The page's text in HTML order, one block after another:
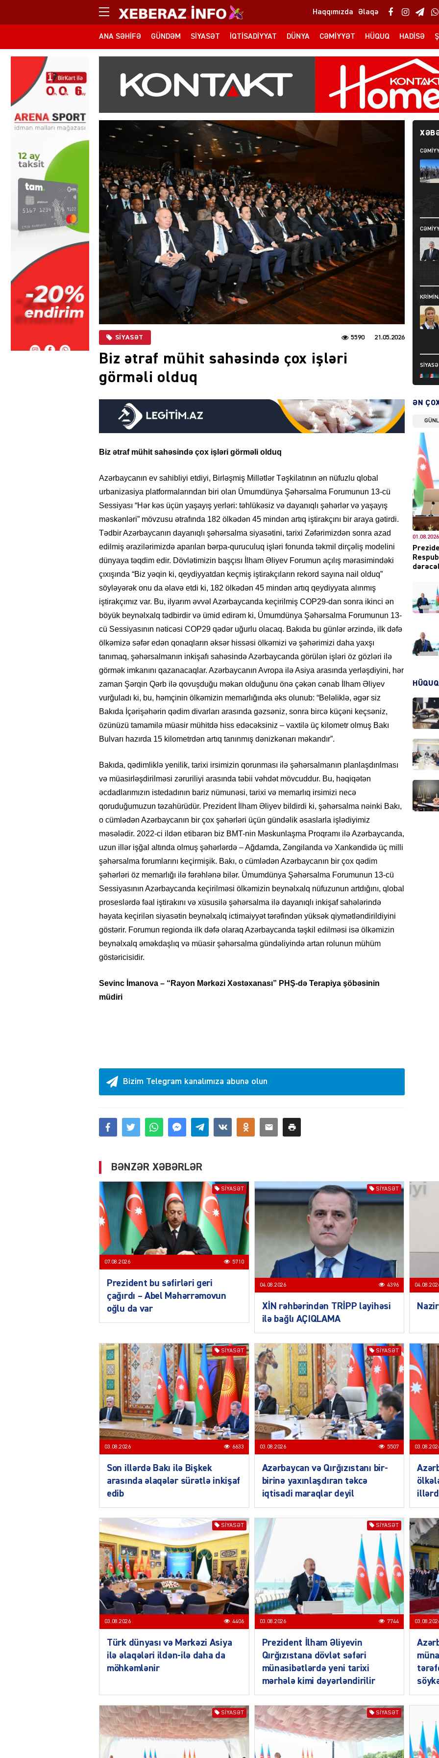
Haqqımızda Əlaqə
ANA SƏHIFƏ GÜNDƏM SIYASƏT İQTISADIYYAT DÜNYA CƏMIYYƏT HÜQUQ HADISƏ
SIYASƏT 21.05.2026
5590
Biz ətraf mühit sahəsində çox işləri
görməli olduq
Biz ətraf mühit sahəsində çox işləri görməli olduq
Azərbaycanın ev sahibliyi etdiyi, Birləşmiş Millətlər Təşkilatının ən nüfuzlu qlobal
urbanizasiya platformalarından biri olan Ümumdünya Şəhərsalma Forumunun 13-cü
Sessiyası “Hər kəs üçün yaşayış yerləri: təhlükəsiz və dayanıqlı şəhərlər və yaşayış
məskənləri” mövzusu ətrafında 182 ölkədən 45 mindən artıq iştirakçını bir araya gətirdi.
Tədbir Azərbaycanın dayanıqlı şəhərsalma siyasətini, tarixi Zəfərimizdən sonra azad
edilmiş ərazilərimizdə aparılan bərpa-quruculuq işləri fonunda təkmil dirçəliş modelini
dünyaya təqdim edir. Dövlətimizin başçısı İlham Əliyev Forumun açılış mərasimindəki
çıxışında “Biz yəqin ki, qeydiyyatdan keçmiş iştirakçıların rekord sayına nail olduq”
söyləyərək onu da əlavə etdi ki, 182 ölkədən 45 mindən artıq qeydiyyata alınmış
iştirakçımız var. Bu, ilyarım əvvəl Azərbaycanda keçirilmiş COP29-dan sonra ikinci ən
böyük beynəlxalq tədbirdir və ümid edirəm ki, Ümumdünya Şəhərsalma Forumunun 13-
cü Sessiyasının nəticəsi COP29 qədər uğurlu olacaq. Bakıda bu günlər ərzində, ilk dəfə
ölkəmizə səfər edən qonaqların əksər hissəsi ölkəmizi və şəhərimizi daha yaxşı
tanımaq, şəhərsalmanın inkişafı sahəsində Azərbaycanda görülən işləri öz gözləri ilə
görmək imkanını qazanacaqlar. Azərbaycanın Avropa ilə Asiya arasında yerləşdiyini, hər
zaman Şərqin Qərb ilə qovuşduğu məkan olduğunu önə çəkən cənab İlham Əliyev
vurğuladı ki, bu, həmçinin ölkəmizin memarlığında əks olunub: “Beləliklə, əgər siz
Bakıda İçərişəhərin qədim divarları arasında gəzsəniz, sonra bircə küçəni keçsəniz,
özünüzü tamamilə müasir mühitdə hiss edəcəksiniz – vaxtilə üç kilometr olmuş Bakı
Bulvarı hazırda 15 kilometrdən artıq tanınmış dənizkənarı məkandır”.
Bakıda, qədimliklə yenilik, tarixi irsimizin qorunması ilə şəhərsalmanın planlaşdırılması
və müasirləşdirilməsi zəruriliyi arasında təbii vəhdət mövcuddur. Bu, həqiqətən
əcdadlarımızın istedadının bariz nümunəsi, tarixi və memarlıq irsimizi necə
qoruduğumuzun təzahürüdür. Prezident İlham Əliyev bildirdi ki, şəhərsalma nəinki Bakı,
o cümlədən Azərbaycanın bir çox şəhərləri üçün gündəlik əsaslarla işlədiyimiz
məsələdir. 2022-ci ildən etibarən biz BMT-nin Məskunlaşma Proqramı ilə Azərbaycanda,
uzun illər işğal altında olmuş şəhərlərdə – Ağdamda, Zəngilanda və Xankəndidə üç milli
şəhərsalma forumlarını keçirmişik. Bakı, o cümlədən Azərbaycanın bir çox qədim
şəhərləri öz memarlığı ilə fərəhlənə bilər. Ümumdünya Şəhərsalma Forumunun 13-cü
Sessiyasının Azərbaycanda keçirilməsi ölkəmizin beynəlxalq nüfuzunun artdığını, qlobal
proseslərdə fəal iştirakını və xüsusilə şəhərsalma ilə dayanıqlı inkişaf sahələrində
həyata keçirilən siyasətin beynəlxalq ictimaiyyət tərəfindən yüksək qiymətləndirildiyini
göstərir. Forumun regionda ilk dəfə olaraq Azərbaycanda təşkil edilməsi isə ölkəmizin
beynəlxalq əməkdaşlıq və müasir şəhərsalma gündəliyində artan rolunun mühüm
göstəricisidir.
Sevinc İmanova – “Rayon Mərkəzi Xəstəxanası” PHŞ-də Terapiya şöbəsinin
müdiri
Bizim Telegram kanalımıza abunə olun
DÜNYA
DÜNYA
DÜNYA
DÜNYA
ƏN
01.08.2026
HÜQUQ
BƏNZƏR XƏBƏRLƏR
SIYASƏT
07.08.2026 5710
Prezident bu səfirləri geri
çağırdı – Abel Məhərrəmovun
oğlu da var
SIYASƏT
04.08.2026 4396
XİN rəhbərindən TRİPP layihəsi
ilə bağlı AÇIQLAMA
SIYASƏT
03.08.2026 6633
Son illərdə Bakı ilə Bişkek
arasında əlaqələr sürətlə inkişaf
edib
SIYASƏT
03.08.2026 5507
Azərbaycan və Qırğızıstanı bir-
birinə yaxınlaşdıran təkcə
iqtisadi maraqlar deyil
SIYASƏT
03.08.2026 4406
Türk dünyası və Mərkəzi Asiya
ilə əlaqələri ildən-ilə daha da
möhkəmlənir
SIYASƏT
03.08.2026 7744
Prezident İlham Əliyevin
Qırğızıstana dövlət səfəri
münasibətlərdə yeni tarixi
mərhələ kimi dəyərləndirilir
SIYASƏT SIYASƏT